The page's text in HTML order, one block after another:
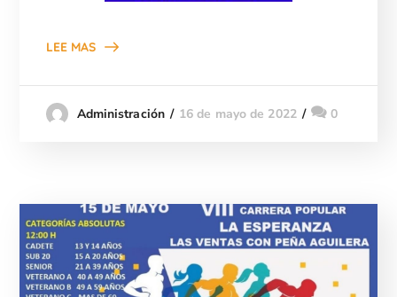
LEE MAS
Administración 16 de mayo de 2022 0